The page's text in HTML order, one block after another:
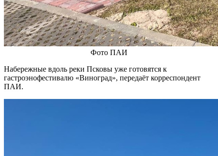
Фото ПАИ
Набережные вдоль реки Псковы уже готовятся к
гастроэнофестивалю «Виноград», передаёт корреспондент
ПАИ.